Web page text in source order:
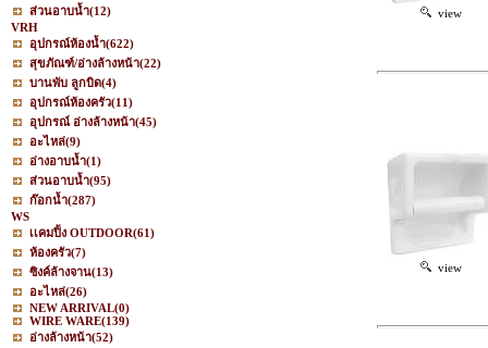
ส่วนอาบน้ำ(12)
VRH
อุปกรณ์ห้องน้ำ(622)
สุขภัณฑ์/อ่างล้างหน้า(22)
บานพับ ลูกบิด(4)
อุปกรณ์ห้องครัว(11)
อุปกรณ์ อ่างล้างหน้า(45)
อะไหล่(9)
อ่างอาบน้ำ(1)
ส่วนอาบน้ำ(95)
ก๊อกน้ำ(287)
WS
เเคมปิ้ง OUTDOOR(61)
ห้องครัว(7)
ซิงค์ล้างจาน(13)
อะไหล่(26)
NEW ARRIVAL(0)
WIRE WARE(139)
อ่างล้างหน้า(52)
view
view